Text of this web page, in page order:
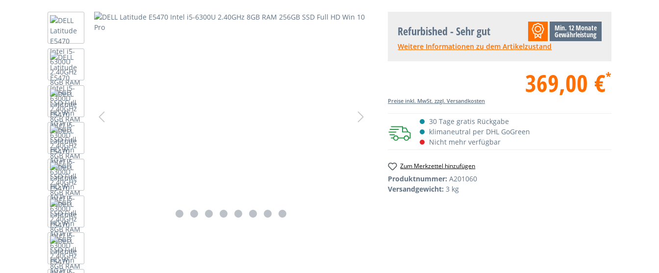
Bildergalerie überspringen
Refurbished - Sehr gut Min. 12 Monate
Gewährleistung
Weitere Informationen zu dem Artikelzustand
369,00 €*
Preise inkl. MwSt. zzgl. Versandkosten
30 Tage gratis Rückgabe
klimaneutral per DHL GoGreen
Nicht mehr verfügbar
Zum Merkzettel hinzufügen
Produktnummer:A201060
Versandgewicht: 3 kg